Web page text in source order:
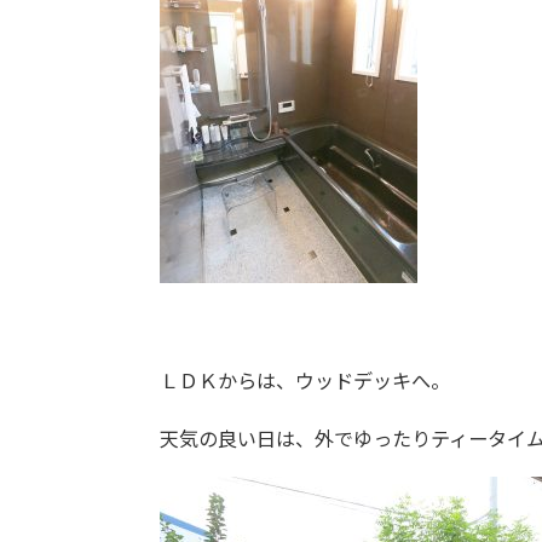
ＬＤＫからは、ウッドデッキへ。
天気の良い日は、外でゆったりティータイ